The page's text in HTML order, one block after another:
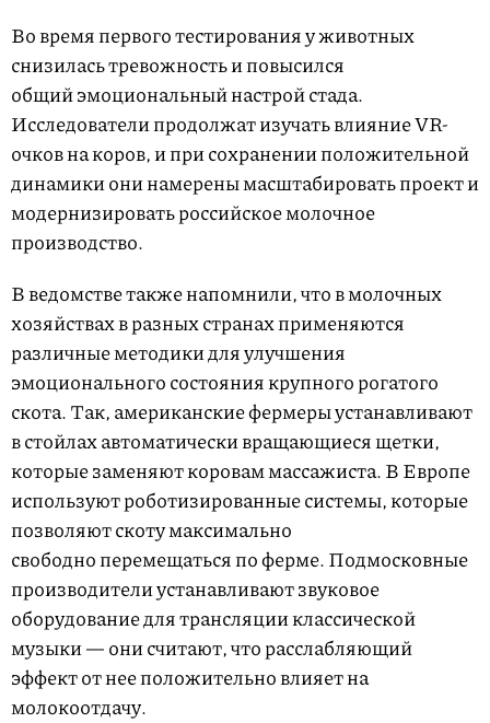
Во время первого тестирования у животных
снизилась тревожность и повысился
общий эмоциональный настрой стада.
Исследователи продолжат изучать влияние VR-
очков на коров, и при сохранении положительной
динамики они намерены масштабировать проект и
модернизировать российское молочное
производство.
В ведомстве также напомнили, что в молочных
хозяйствах в разных странах применяются
различные методики для улучшения
эмоционального состояния крупного рогатого
скота. Так, американские фермеры устанавливают
в стойлах автоматически вращающиеся щетки,
которые заменяют коровам массажиста. В Европе
используют роботизированные системы, которые
позволяют скоту максимально
свободно перемещаться по ферме. Подмосковные
производители устанавливают звуковое
оборудование для трансляции классической
музыки — они считают, что расслабляющий
эффект от нее положительно влияет на
молокоотдачу.